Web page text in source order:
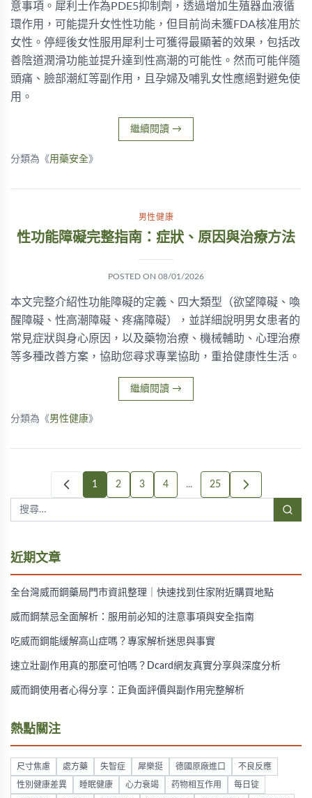
意事項。犀利士作為PDE5抑制劑，透過增加生殖器血液循
環作用，可能提升女性性功能，但目前尚未獲FDA核准用於
女性。停經後女性服用犀利士可獲得最顯著的效果，包括改
善陰道潤滑功能並提升達到性高潮的可能性。然而可能伴隨
頭痛、臉部潮紅等副作用，且孕婦及哺乳女性應絕對避免使
用。
繼續閱讀 →
分類為《用藥安全》
男性健康
性功能障礙完整指南：症狀、原因與治療方法
POSTED ON 08/01/2026
本文完整介紹性功能障礙的定義、四大類型（欲望障礙、喚
醒障礙、性高潮障礙、疼痛障礙），並詳細說明男女患者的
常見症狀與身心原因，以及藥物治療、機械輔助、心理治療
等多種改善方案，協助您尋求專業協助，重拾健康性生活。
繼續閱讀 →
分類為《男性健康》
1 2 3 4 ... 25
近期文章
全台灣威而鋼藥局門市資訊整理｜快速找到住家附近購買地點
威而鋼禁忌全面解析：服用前必知的注意事項與安全指南
吃威而鋼能緩解高山症嗎？專家解析迷思與事實
速立壯副作用真的那麼可怕嗎？Dcard網友真實分享與深度分析
威而鋼使用者心得分享：正負面評價與副作用完整解析
熱點關注
尺寸焦慮 處方藥 失智症 犀樂挺 德國原廠進口 不良反應
性別健康差異 睡眠健康 心力衰竭 药物相互作用 每日锭